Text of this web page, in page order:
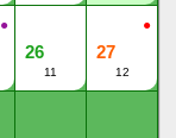
●
26
11
●
27
12